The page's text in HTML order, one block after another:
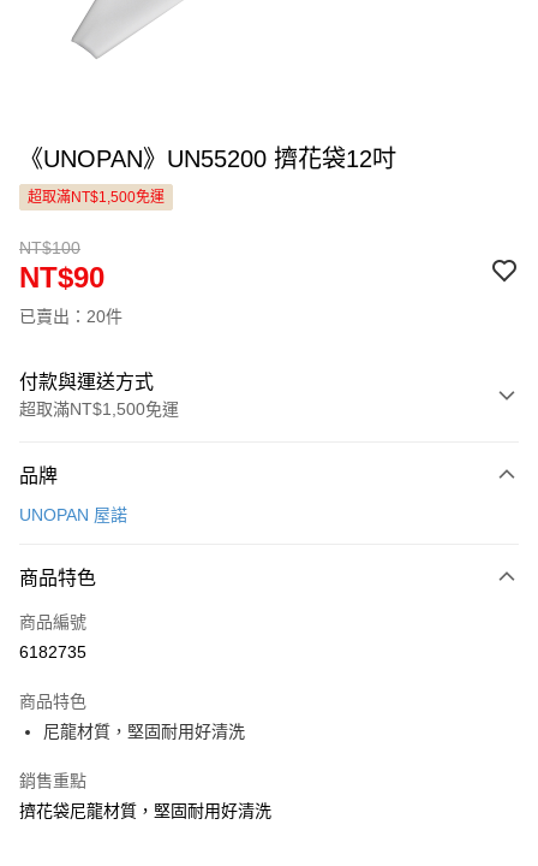
《UNOPAN》UN55200 擠花袋12吋
超取滿NT$1,500免運
NT$100
NT$90
已賣出：20件
付款與運送方式
超取滿NT$1,500免運
信用卡一次付款
Apple Pay
悠遊付
全盈+PAY
運送方式
品牌
UNOPAN 屋諾
商品特色
商品編號
6182735
商品特色
尼龍材質，堅固耐用好清洗
銷售重點
擠花袋尼龍材質，堅固耐用好清洗